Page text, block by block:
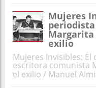
Mujeres
exilio
Mujeres Invisibles:
escritora comunista
el exilio / Manuel